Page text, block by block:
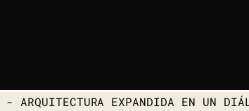
- ARQUITECTURA EXPANDIDA EN UN